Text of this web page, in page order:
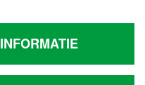
INFORMATIE